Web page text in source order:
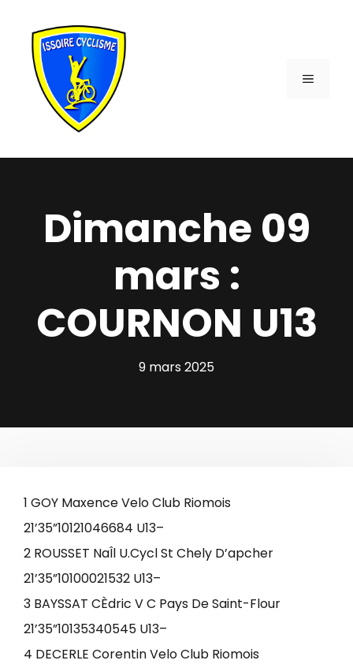
contenu
MENU
Dimanche 09
mars :
COURNON U13
9 mars 2025
1 GOY Maxence Velo Club Riomois
21’35”10121046684 U13–
2 ROUSSET NaÎl U.Cycl St Chely D’apcher
21’35”10100021532 U13–
3 BAYSSAT CÈdric V C Pays De Saint-Flour
21’35”10135340545 U13–
4 DECERLE Corentin Velo Club Riomois